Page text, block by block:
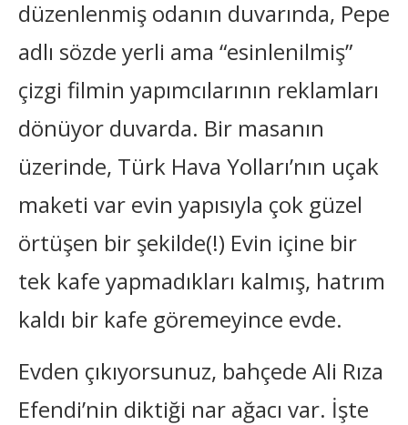
düzenlenmiş odanın duvarında, Pepe
adlı sözde yerli ama “esinlenilmiş”
çizgi filmin yapımcılarının reklamları
dönüyor duvarda. Bir masanın
üzerinde, Türk Hava Yolları’nın uçak
maketi var evin yapısıyla çok güzel
örtüşen bir şekilde(!) Evin içine bir
tek kafe yapmadıkları kalmış, hatrım
kaldı bir kafe göremeyince evde.
Evden çıkıyorsunuz, bahçede Ali Rıza
Efendi’nin diktiği nar ağacı var. İşte